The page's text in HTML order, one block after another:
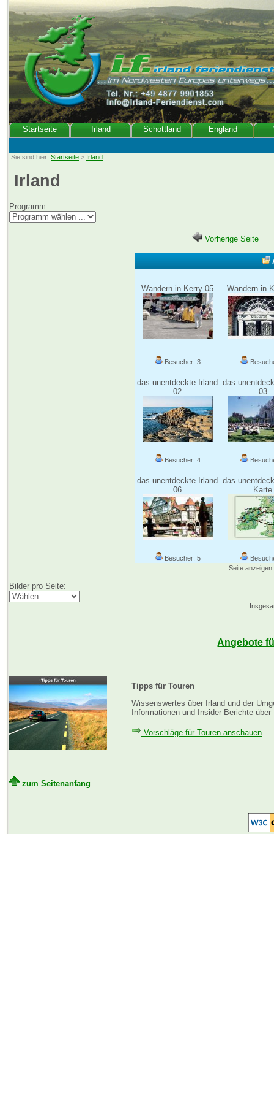
Startseite Irland Schottland England
Sie sind hier: Startseite > Irland
Irland
Programm
Vorherige Seite
Wandern in Kerry 05 Wandern in
Besucher: 3
das unentdeckte Irland
02
das
03
Besucher: 4
das unentdeckte Irland
06
das
Karte
Besucher: 5
Seite anzeigen:
Bilder pro Seite:
Angebote
Tipps für Touren
Wissenswertes über Irland und der
Informationen und Insider Berichte
Vorschläge für Touren anschauen
zum Seitenanfang